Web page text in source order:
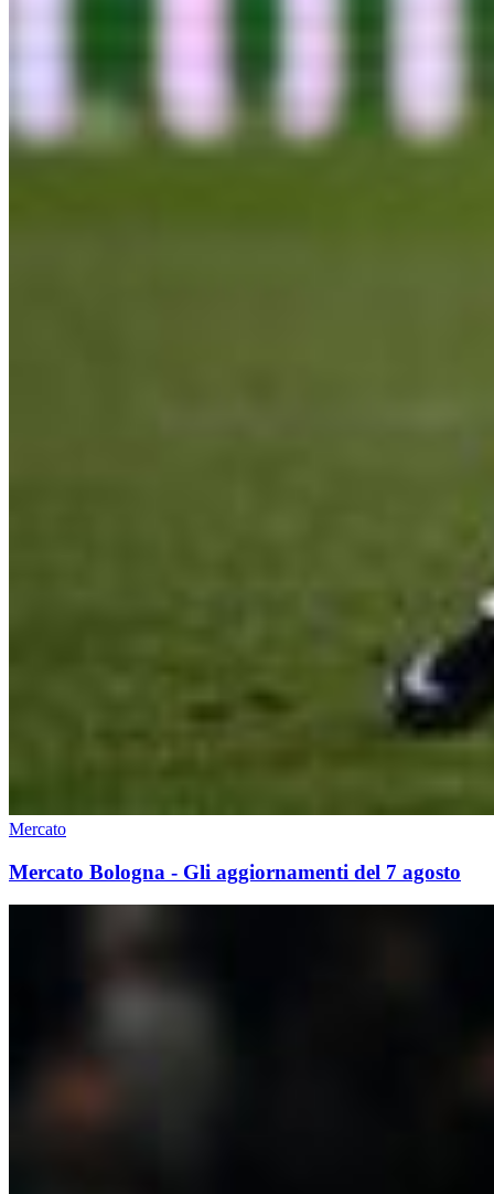
Mercato
Mercato Bologna - Gli aggiornamenti del 7 agosto